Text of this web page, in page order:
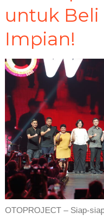
untuk Beli
Impian!
OTOPROJECT – Siap-